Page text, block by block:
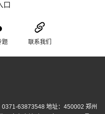
口
题 联系我们
63873548 地址：450002 郑州